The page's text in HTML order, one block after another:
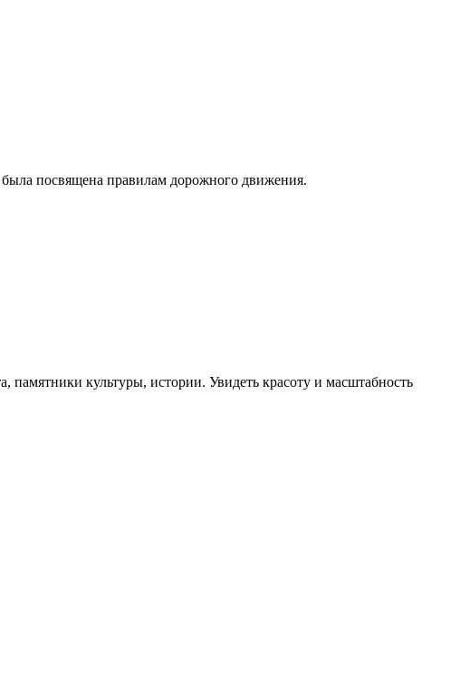
была посвящена правилам дорожного движения.
памятники культуры, истории. Увидеть красоту и масштабность